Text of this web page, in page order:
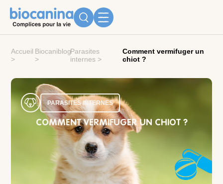
Accueil
>
Biocaniblog
>
Parasites
internes>
Comment vermifuger un
chiot ?
PARASITES INTERNES
COMMENT VERMIFUGER UN CHIOT ?